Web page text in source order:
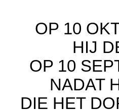
OP 10
HIJ
OP 10
NADAT
DIE HET